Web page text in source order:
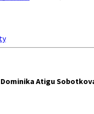
Dominika Atigu